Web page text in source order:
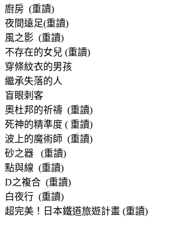
廚房 (重讀)
夜間遠足(重讀)
風之影 (重讀)
不存在的女兒 (重讀)
穿條紋衣的男孩
繼承失落的人
盲眼刺客
奧杜邦的祈禱 (重讀)
死神的精準度 ( 重讀)
波上的魔術師 (重讀)
砂之器 (重讀)
點與線 (重讀)
D之複合 (重讀)
白夜行 (重讀)
超完美！日本鐵道旅遊計畫 (重讀)